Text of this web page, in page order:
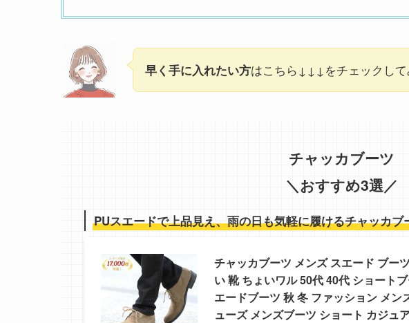
早く手に入れたい方はこちら↓↓↓をチェックし
チャッカブーツ
＼おすすめ3選／
PUスエードで上品見え、雨の日も気軽に履けるチャッカブ
チャッカブーツ メンズ スエード ブー
い 靴 ちょいワル 50代 40代 ショート
エードブーツ 秋 冬 ファッション メ
ューズ メンズブーツ ショート カジュ